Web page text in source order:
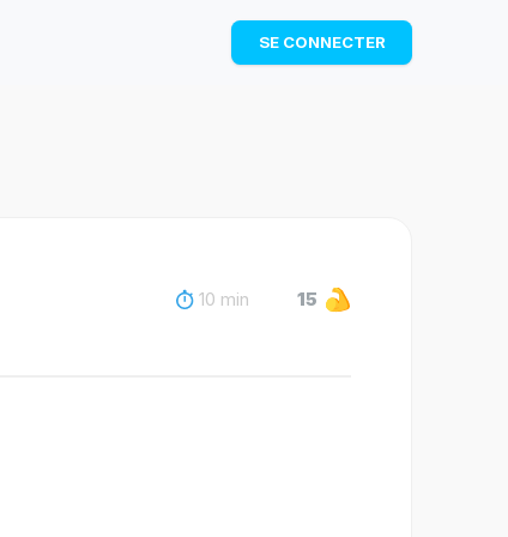
TÉLÉCHARGER
SE CONNECTER
10 min 15